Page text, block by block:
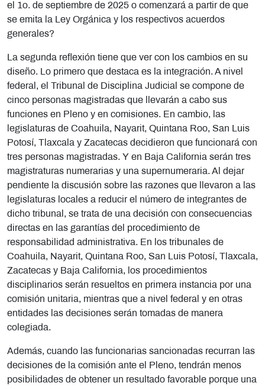
el 1o. de septiembre de 2025 o comenzará a partir de que
se emita la Ley Orgánica y los respectivos acuerdos
generales?
La segunda reflexión tiene que ver con los cambios en su
diseño. Lo primero que destaca es la integración. A nivel
federal, el Tribunal de Disciplina Judicial se compone de
cinco personas magistradas que llevarán a cabo sus
funciones en Pleno y en comisiones. En cambio, las
legislaturas de Coahuila, Nayarit, Quintana Roo, San Luis
Potosí, Tlaxcala y Zacatecas decidieron que funcionará con
tres personas magistradas. Y en Baja California serán tres
magistraturas numerarias y una supernumeraria. Al dejar
pendiente la discusión sobre las razones que llevaron a las
legislaturas locales a reducir el número de integrantes de
dicho tribunal, se trata de una decisión con consecuencias
directas en las garantías del procedimiento de
responsabilidad administrativa. En los tribunales de
Coahuila, Nayarit, Quintana Roo, San Luis Potosí, Tlaxcala,
Zacatecas y Baja California, los procedimientos
disciplinarios serán resueltos en primera instancia por una
comisión unitaria, mientras que a nivel federal y en otras
entidades las decisiones serán tomadas de manera
colegiada.
Además, cuando las funcionarias sancionadas recurran las
decisiones de la comisión ante el Pleno, tendrán menos
posibilidades de obtener un resultado favorable porque una